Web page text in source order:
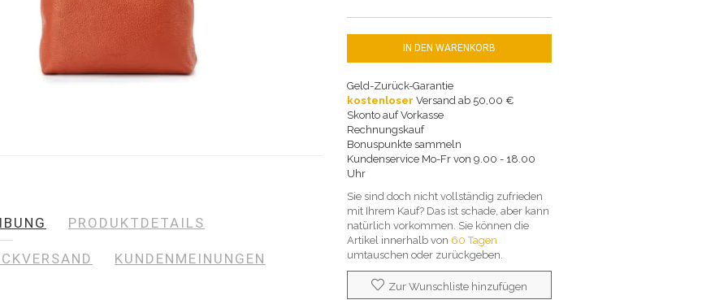
IN DEN WARENKORB
Geld-Zurück-Garantie
kostenloser Versand ab 50,00 €
Skonto auf Vorkasse
Rechnungskauf
Bonuspunkte sammeln
Kundenservice Mo-Fr von 9.00 - 18.00
Uhr
Sie sind doch nicht vollständig zufrieden
mit Ihrem Kauf? Das ist schade, aber kann
natürlich vorkommen. Sie können die
Artikel innerhalb von 60 Tagen
umtauschen oder zurückgeben.
Zur Wunschliste hinzufügen
PRODUKTDETAILS
KUNDENMEINUNGEN